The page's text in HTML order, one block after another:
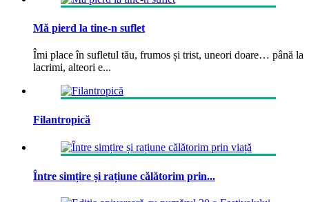
Mă pierd la tine-n suflet
Îmi place în sufletul tău, frumos și trist, uneori doare… până la
lacrimi, alteori e...
Filantropică
Între simțire și rațiune călătorim prin...